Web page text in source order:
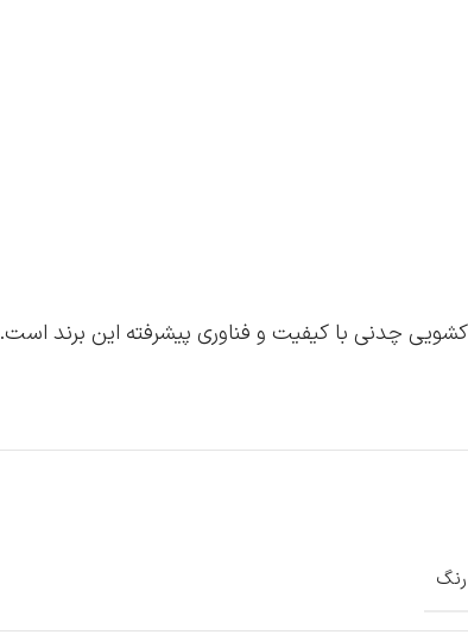
کشویی چدنی با کیفیت و فناوری پیشرفته این برند است.
رنگ